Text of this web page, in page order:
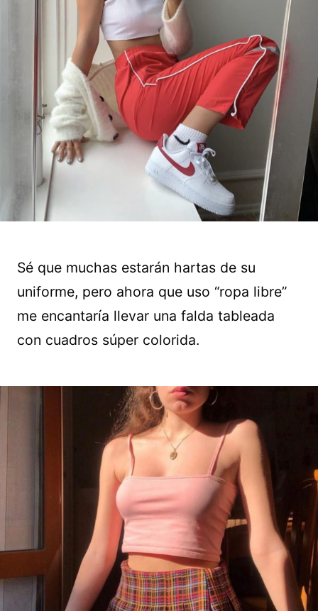
Sé que muchas estarán hartas de su
uniforme, pero ahora que uso “ropa libre”
me encantaría llevar una falda tableada
con cuadros súper colorida.